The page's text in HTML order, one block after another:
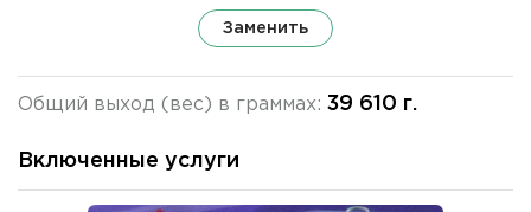
Заменить
Общий выход (вес) в граммах: 39 610 г.
Включенные услуги